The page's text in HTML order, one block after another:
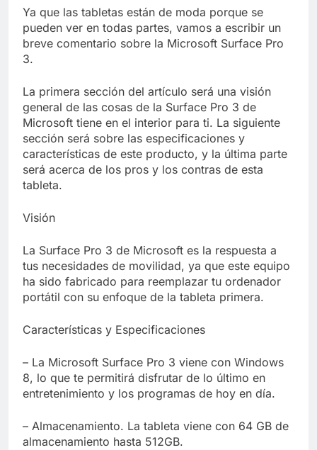
Especiales en México,
Chile, Argentina,
Colombia, Perú ,
Ecuador, Costa Rica y
7 Años Atrás
Veona Skin Care
Crema Precios –
México – Descuentos
Masivos en Mercado
Libre
7 Años Atrás
Crucero en México te
lleva a lugares
paranormales con
binoculares de visión
nocturna y reuniones de
7 Años Atrás
La Inteligencia Artificial
Ya que las tabletas están de moda porque se
pueden ver en todas partes, vamos a escribir un
breve comentario sobre la Microsoft Surface Pro
3.
La primera sección del artículo será una visión
general de las cosas de la Surface Pro 3 de
Microsoft tiene en el interior para ti. La siguiente
sección será sobre las especificaciones y
características de este producto, y la última parte
será acerca de los pros y los contras de esta
tableta.
Visión
La Surface Pro 3 de Microsoft es la respuesta a
tus necesidades de movilidad, ya que este equipo
ha sido fabricado para reemplazar tu ordenador
portátil con su enfoque de la tableta primera.
Características y Especificaciones
– La Microsoft Surface Pro 3 viene con Windows
8, lo que te permitirá disfrutar de lo último en
entretenimiento y los programas de hoy en día.
– Almacenamiento. La tableta viene con 64 GB de
almacenamiento hasta 512GB.